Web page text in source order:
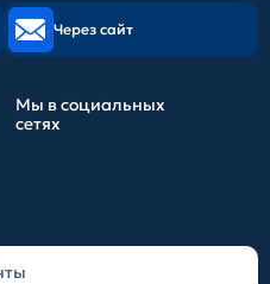
Через сайт
Мы в социальных
сетях